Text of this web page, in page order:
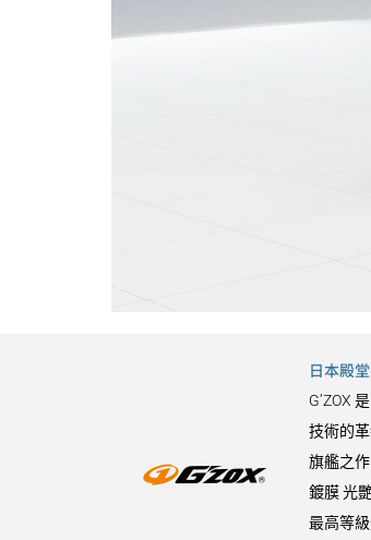
日本殿
G’ZOX
技術的
旗艦之
鍍膜 光
最高等